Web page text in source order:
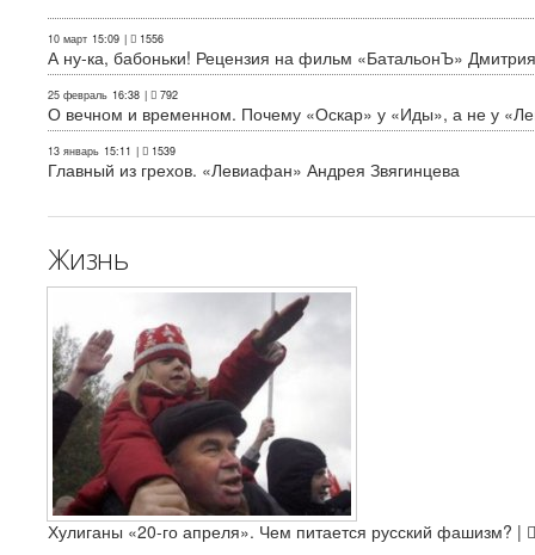
10 март 15:09 | 1556
А ну-ка, бабоньки! Рецензия на фильм «БатальонЪ»
25 февраль 16:38 | 792
О вечном и временном. Почему «Оскар» у «Иды», а не у
13 январь 15:11 | 1539
Главный из грехов. «Левиафан» Андрея Звягинцева
Жизнь
Хулиганы «20-го апреля». Чем питается русский фашизм? |